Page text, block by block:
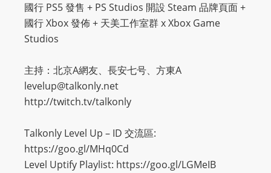
國行 PS5 發售 + PS Studios 開設 Steam 品牌頁面 +
國行 Xbox 發佈 + 天美工作室群 x Xbox Game
Studios
主持：北京A網友、長安七号、方東A
levelup@talkonly.net
http://twitch.tv/talkonly
Talkonly Level Up – ID 交流區:
https://goo.gl/MHq0Cd
Level Uptify Playlist: https://goo.gl/LGMeIB